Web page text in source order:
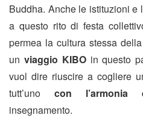
Buddha. Anche le istituzioni e
a questo rito di festa
permea la cultura stessa
un viaggio KIBO in questo
vuol dire riuscire a cogliere
tutt’uno
con l’armonia
insegnamento.